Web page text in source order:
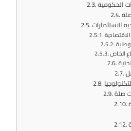
الحكومية
الاستثمارات
الخاص
صلة